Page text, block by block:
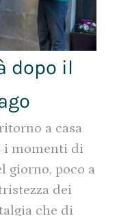
dopo il
a casa
i momenti di
giorno, poco a
dei
che di